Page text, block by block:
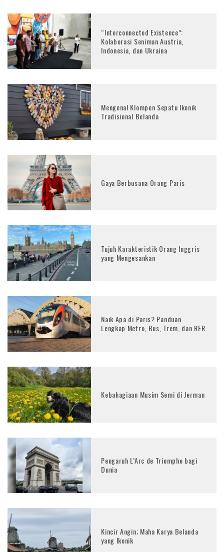
“Interconnected Existence”:
Kolaborasi Seniman Austria,
Indonesia, dan Ukraina
Mengenal Klompen Sepatu Ikonik
Tradisional Belanda
Gaya Berbusana Orang Paris
Tujuh Karakteristik Orang Inggris
yang Mengesankan
Naik Apa di Paris? Panduan
Lengkap Metro, Bus, Trem, dan RER
Kebahagiaan Musim Semi di Jerman
Pengaruh L’Arc de Triomphe bagi
Dunia
Kincir Angin; Maha Karya Belanda
yang Ikonik